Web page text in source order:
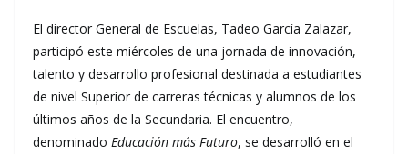
El director General de Escuelas, Tadeo García Zalazar,
participó este miércoles de una jornada de innovación,
talento y desarrollo profesional destinada a estudiantes
de nivel Superior de carreras técnicas y alumnos de los
últimos años de la Secundaria. El encuentro,
denominado Educación más Futuro, se desarrolló en el